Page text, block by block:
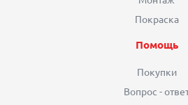
Покраска
Помощь
Покупки
Вопрос -